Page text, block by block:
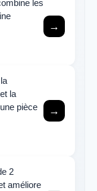
les
→
la
pièce
→
2
améliore